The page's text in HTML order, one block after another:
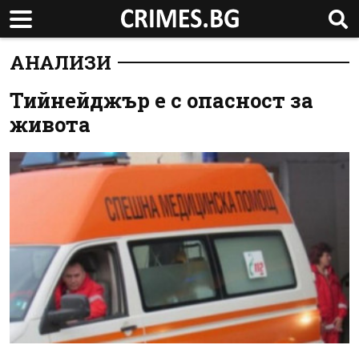
АНАЛИЗИ
Тийнейджър е с опасност за
живота